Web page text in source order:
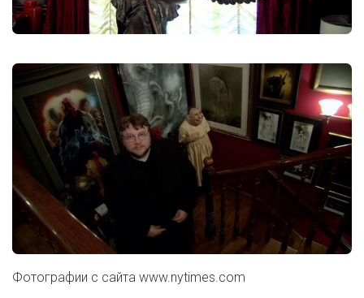
Фотографии с сайта www.nytimes.com